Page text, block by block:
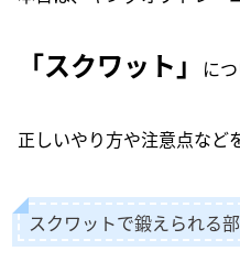
「スクワット」 につ
正しいやり方や注意点など
スクワットで鍛えられる